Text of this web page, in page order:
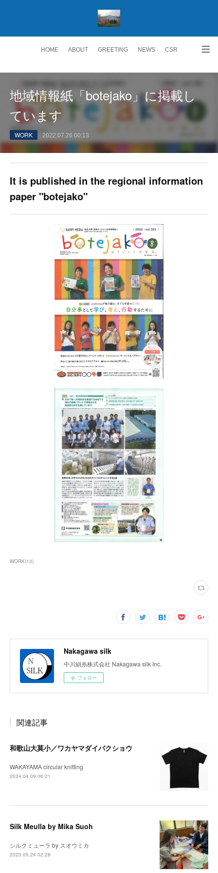
HOME ABOUT GREETING NEWS CSR
地域情報紙「botejako」に掲載し
ています
WORK 2022.07.26 00:13
It is published in the regional information
paper "botejako"
WORK(13)
Nakagawa silk
中川絹糸株式会社 Nakagawa silk Inc.
フォロー
関連記事
和歌山大莫小／ワカヤマダイバクショウ
WAKAYAMA circular knitting
2024.04.09 06:21
Silk Meulla by Mika Suoh
シルクミューラ by スオウミカ
2023.05.24 02:28